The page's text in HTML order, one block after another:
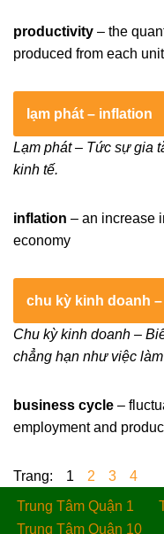
productivity – the
produced from each
lạm phát – inflation
Lạm phát – Tức sự gia
kinh tế.
inflation – an increase
economy
chu kỳ kinh doanh
Chu kỳ kinh doanh –
chẳng hạn như việc
business cycle –
employment and
Trang: 1 2 3
4
Trung Tâm Quận 1
Trung Tâm Quận 10